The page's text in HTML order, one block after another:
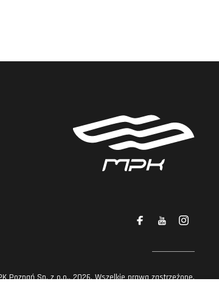
Poznań Sp. z o.o., 2026. Wszelkie prawa zastrzeżone.